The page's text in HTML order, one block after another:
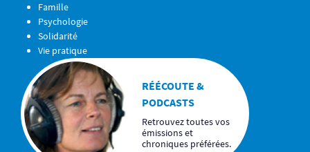
Famille
Psychologie
Solidarité
Vie pratique
RÉÉCOUTE &
PODCASTS
Retrouvez toutes vos
émissions et
chroniques préférées.